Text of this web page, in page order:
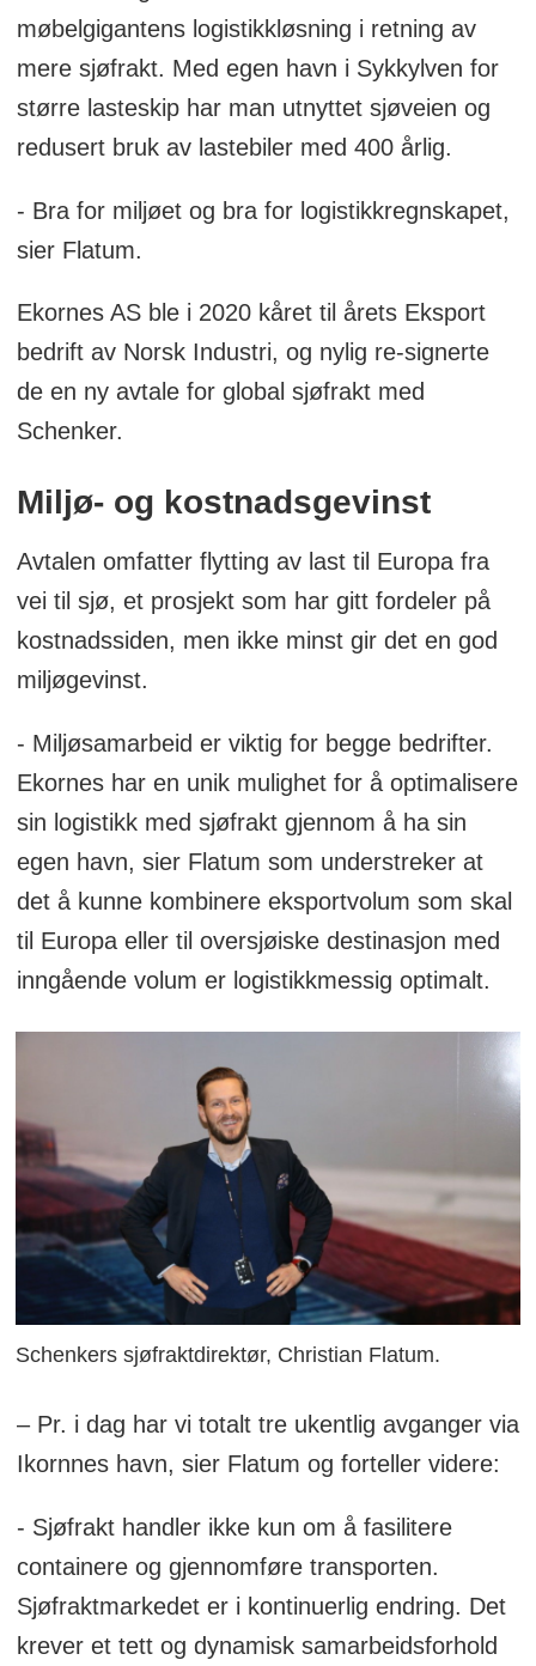
møbelgigantens logistikkløsning i retning av
mere sjøfrakt. Med egen havn i Sykkylven for
større lasteskip har man utnyttet sjøveien og
redusert bruk av lastebiler med 400 årlig.
- Bra for miljøet og bra for logistikkregnskapet,
sier Flatum.
Ekornes AS ble i 2020 kåret til årets Eksport
bedrift av Norsk Industri, og nylig re-signerte
de en ny avtale for global sjøfrakt med
Schenker.
Miljø- og kostnadsgevinst
Avtalen omfatter flytting av last til Europa fra
vei til sjø, et prosjekt som har gitt fordeler på
kostnadssiden, men ikke minst gir det en god
miljøgevinst.
- Miljøsamarbeid er viktig for begge bedrifter.
Ekornes har en unik mulighet for å optimalisere
sin logistikk med sjøfrakt gjennom å ha sin
egen havn, sier Flatum som understreker at
det å kunne kombinere eksportvolum som skal
til Europa eller til oversjøiske destinasjon med
inngående volum er logistikkmessig optimalt.
Schenkers sjøfraktdirektør, Christian Flatum.
– Pr. i dag har vi totalt tre ukentlig avganger via
Ikornnes havn, sier Flatum og forteller videre:
- Sjøfrakt handler ikke kun om å fasilitere
containere og gjennomføre transporten.
Sjøfraktmarkedet er i kontinuerlig endring. Det
krever et tett og dynamisk samarbeidsforhold